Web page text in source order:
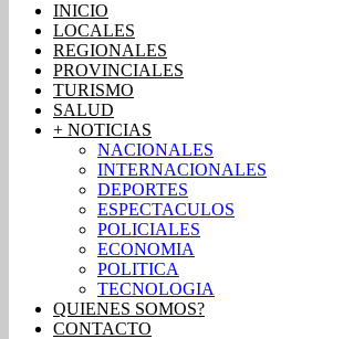
INICIO
LOCALES
REGIONALES
PROVINCIALES
TURISMO
SALUD
+ NOTICIAS
NACIONALES
INTERNACIONALES
DEPORTES
ESPECTACULOS
POLICIALES
ECONOMIA
POLITICA
TECNOLOGIA
QUIENES SOMOS?
CONTACTO